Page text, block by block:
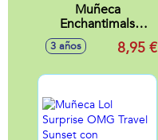
Muñeca
Enchantimals
Mariquita con
mascota 15 cm
3 años 8,95 €